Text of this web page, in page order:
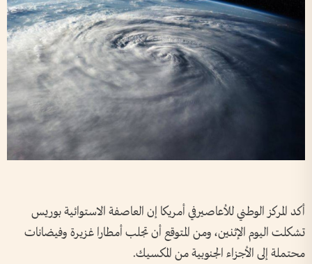
أكد المركز الوطني للأعاصيرفي أمريكا إن العاصفة الاستوائية بوريس
تشكلت اليوم الإثنين، ومن المتوقع أن تجلب أمطارا غزيرة وفيضانات
محتملة إلى الأجزاء الجنوبية من المكسيك.